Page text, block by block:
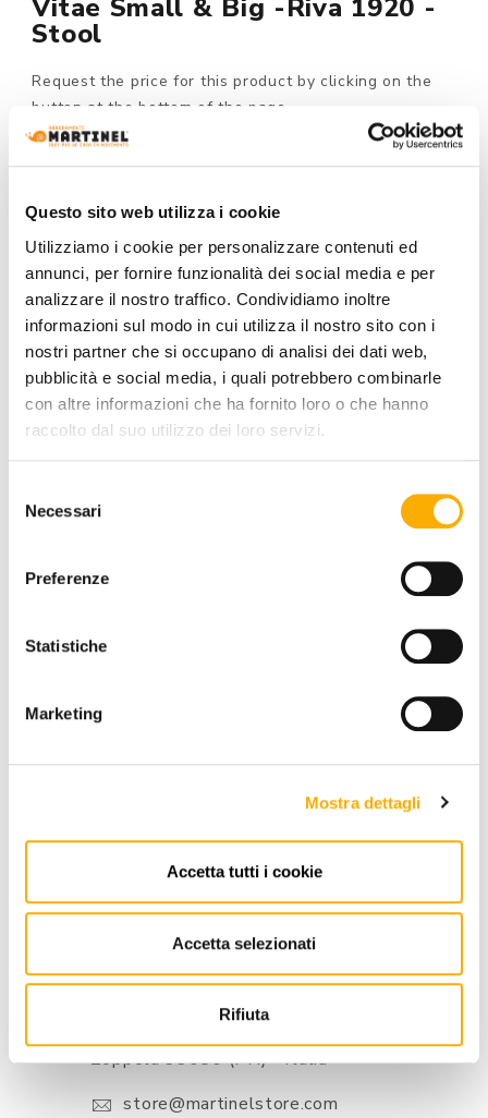
Questo sito web utilizza i cookie
Utilizziamo i cookie per personalizzare contenuti ed
annunci, per fornire funzionalità dei social media e per
analizzare il nostro traffico. Condividiamo inoltre
informazioni sul modo in cui utilizza il nostro sito con i
nostri partner che si occupano di analisi dei dati web,
pubblicità e social media, i quali potrebbero combinarle
con altre informazioni che ha fornito loro o che hanno
raccolto dal suo utilizzo dei loro servizi.
delNecessari
Preferenze
Statistiche
Marketing
Mostra dettagli
Accetta tutti i cookie
Accetta selezionati
Rifiuta
Vitae Small & Big -Riva 1920 -
Stool
Request the price for this product by clicking on the
button at the bottom of the page.
MODEL :
TYPE:
COLOR:
INFORMATION
BRAND
Zoppola 33080 (PN) - Italia
store@martinelstore.com